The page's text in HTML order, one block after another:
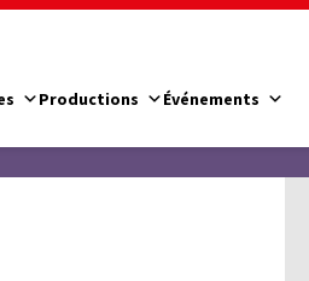
Productions Événements